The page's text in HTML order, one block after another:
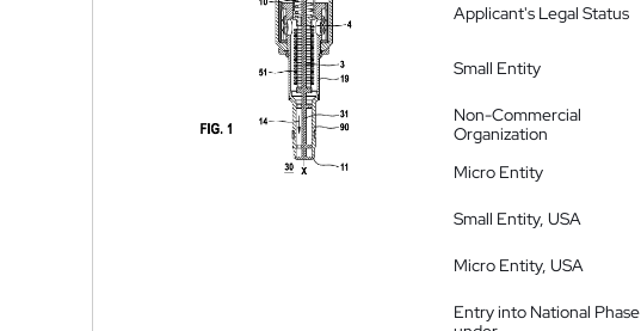
Applicant's Legal Status
Small Entity
Non-Commercial
Organization
Micro Entity
Small Entity, USA
Micro Entity, USA
Entry into National Phase